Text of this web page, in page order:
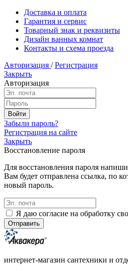
Доставка и оплата
Гарантия и сервис
Товарный знак и реквизиты
Дизайн ванных комнат
Контакты и схема проезда
Авторизация / Регистрация
Закрыть
Авторизация
Забыли пароль?
Регистрация на сайте
Закрыть
Восстановление пароля
Для восстановления пароля
Вам будет отправлена ссылка, по
новый пароль.
Я даю согласие на обработку
интернет-магазин сантехники и